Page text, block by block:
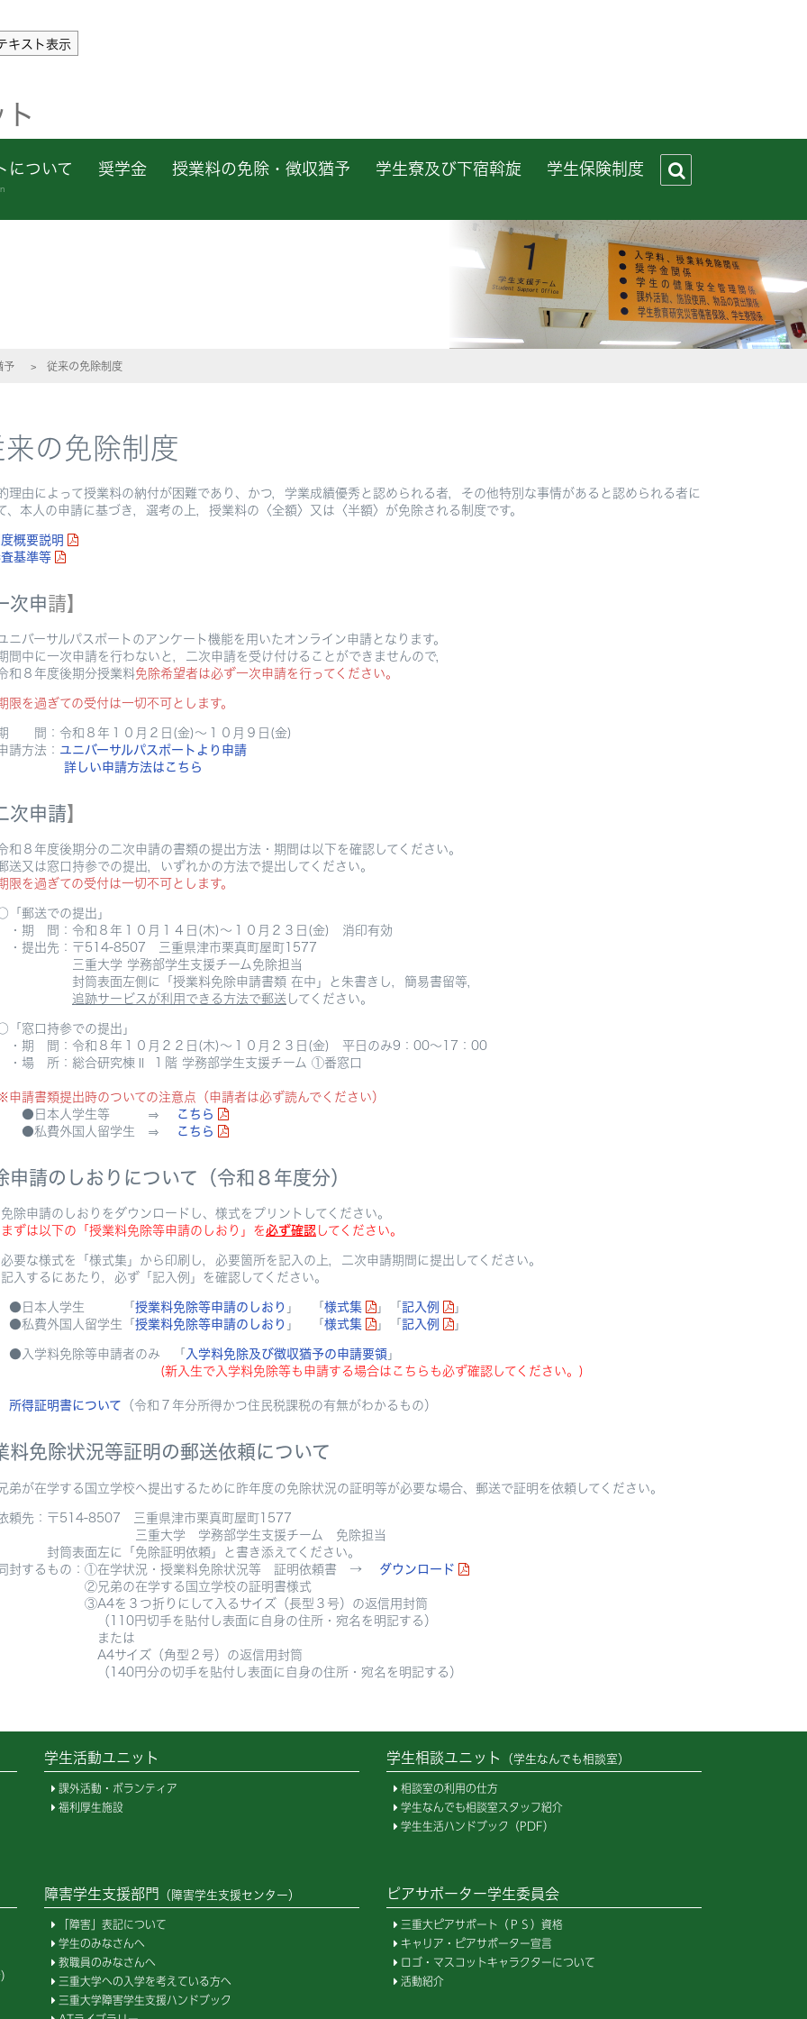
キスト表示
について 奨学金 授業料の免除・徴収猶予 学生寮及び下宿斡旋 学生保険制度
予 従来の免除制度
来の免除制度
理由によって授業料の納付が困難であり、かつ，学業成績優秀と認められる者，その他特別な事情があると認められる者に
、本人の申請に基づき，選考の上，授業料の〈全額〉又は〈半額〉が免除される制度です。
概要説明
基準等
次申請】
バーサルパスポートのアンケート機能を用いたオンライン申請となります。
中に一次申請を行わないと，二次申請を受け付けることができませんので，
８年度後期分授業料免除希望者は必ず一次申請を行ってください。
限を過ぎての受付は一切不可とします。
：令和８年１０月２日(金)～１０月９日(金)
方法： ユニバーサルパスポートより申請
詳しい申請方法はこちら
次申請】
８年度後期分の二次申請の書類の提出方法・期間は以下を確認してください。
又は窓口持参での提出，いずれかの方法で提出してください。
限を過ぎての受付は一切不可とします。
送での提出」
間：令和８年１０月１４日(木)～１０月２３日(金) 消印有効
出先：〒514-8507 三重県津市栗真町屋町1577
大学 学務部学生支援チーム免除担当
表面左側に「授業料免除申請書類 在中」と朱書きし，簡易書留等，
追跡サービスが利用できる方法で郵送 してください。
口持参での提出」
間：令和８年１０月２２日(木)～１０月２３日(金) 平日のみ9：00～17：00
所：総合研究棟Ⅱ １階 学務部学生支援チーム ①番窓口
申請書類提出時のついての注意点（申請者は必ず読んでください）
本人学生等 ⇒
こちら
費外国人留学生 ⇒
こちら
申請のしおりについて（令和８年度分）
申請のしおりをダウンロードし、様式をプリントしてください。
まずは以下の「授業料免除等申請のしおり」を必ず確認 してください。
な様式を「様式集」から印刷し，必要箇所を記入の上，二次申請期間に提出してください。
するにあたり，必ず「記入例」を確認してください。
本人学生 「 授業料免除等申請のしおり 」 「 様式集 」「 記入例
」
費外国人留学生「 授業料免除等申請のしおり 」 「 様式集 」「 記入例 」
学料免除等申請者のみ 「 入学料免除及び徴収猶予の申請要領 」
(新入生で入学料免除等も申請する場合はこちらも必ず確認してください。)
所得証明書について （令和７年分所得かつ住民税課税の有無がわかるもの）
料免除状況等証明の郵送依頼について
が在学する国立学校へ提出するために昨年度の免除状況の証明等が必要な場合、郵送で証明を依頼してください。
先：〒514-8507 三重県津市栗真町屋町1577
大学 学務部学生支援チーム 免除担当
表面左に「免除証明依頼」と書き添えてください。
するもの：①在学状況・授業料免除状況等 証明依頼書 → ダウンロード
弟の在学する国立学校の証明書様式
を３つ折りにして入るサイズ（長型３号）の返信用封筒
円切手を貼付し表面に自身の住所・宛名を明記する）
たは
イズ（角型２号）の返信用封筒
円分の切手を貼付し表面に自身の住所・宛名を明記する）
学生活動ユニット
課外活動・ボランティア
福利厚生施設
学生相談ユニット （学生なんでも相談室）
相談室の利用の仕方
学生なんでも相談室スタッフ紹介
学生生活ハンドブック（PDF）
障害学生支援部門 （障害学生支援センター）
「障害」表記について
学生のみなさんへ
教職員のみなさんへ
三重大学への入学を考えている方へ
三重大学障害学生支援ハンドブック
ピアサポーター学生委員会
三重大ピアサポート（ＰＳ）資格
キャリア・ピアサポーター宣言
ロゴ・マスコットキャラクターについて
活動紹介